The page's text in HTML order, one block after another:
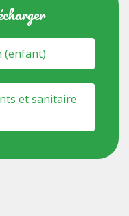
(enfant)
et sanitaire